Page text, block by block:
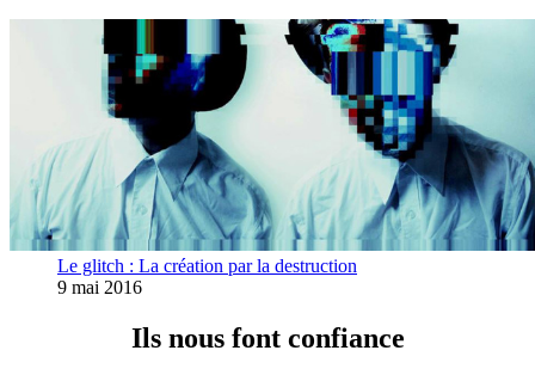
Le glitch : La création par la destruction
9 mai 2016
Ils nous font confiance